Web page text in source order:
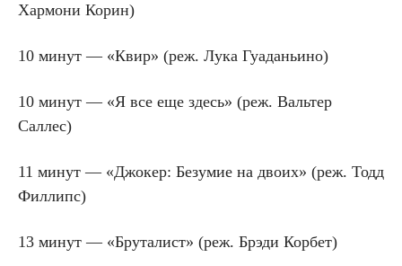
Хармони Корин)
10 минут — «Квир» (реж. Лука Гуаданьино)
10 минут — «Я все еще здесь» (реж. Вальтер
Саллес)
11 минут — «Джокер: Безумие на двоих» (реж. Тодд
Филлипс)
13 минут — «Бруталист» (реж. Брэди Корбет)